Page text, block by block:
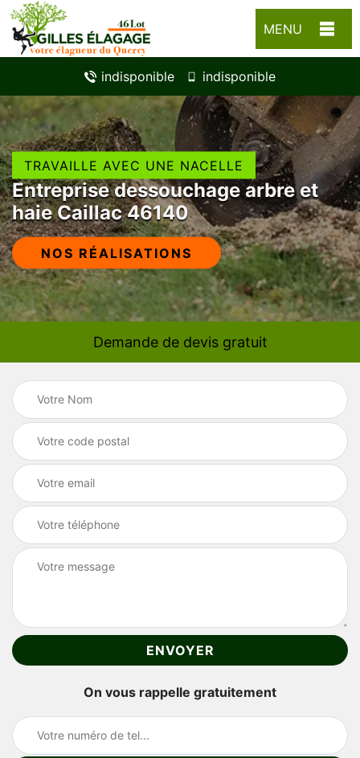
MENU
indisponible indisponible
TRAVAILLE AVEC UNE NACELLE
Entreprise dessouchage arbre et
haie Caillac 46140
NOS RÉALISATIONS
Demande de devis gratuit
On vous rappelle gratuitement